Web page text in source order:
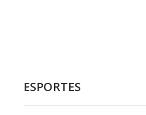
ESPORTES